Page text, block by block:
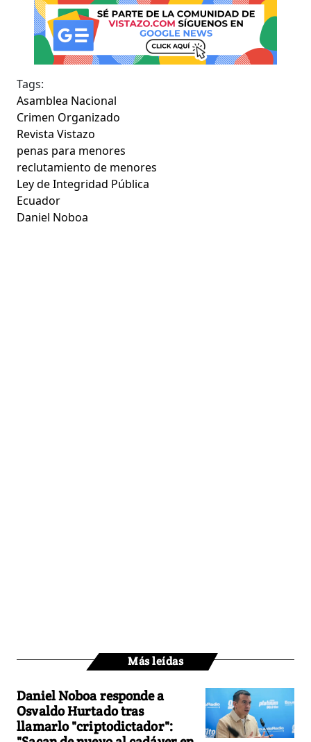
Tags:
Asamblea Nacional
Crimen Organizado
Revista Vistazo
penas para menores
reclutamiento de menores
Ley de Integridad Pública
Ecuador
Daniel Noboa
Más leídas
Daniel Noboa responde a
Osvaldo Hurtado tras
llamarlo "criptodictador":